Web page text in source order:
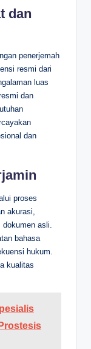
dan
penerjemah
resmi dari
luas
dan
dan
proses
akurasi,
asli.
bahasa
hukum.
kualitas